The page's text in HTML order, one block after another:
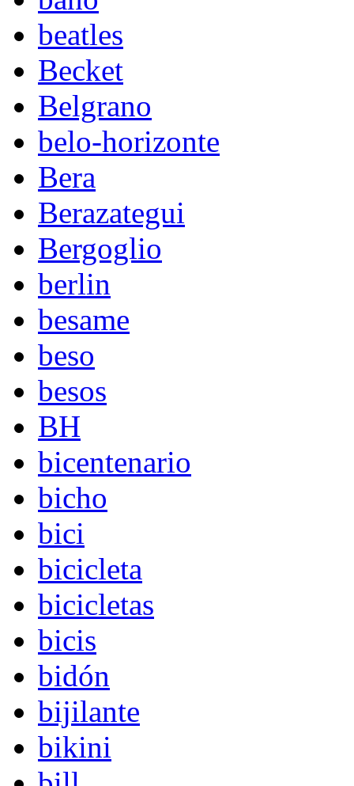
beatles
Becket
Belgrano
belo-horizonte
Bera
Berazategui
Bergoglio
berlin
besame
beso
besos
BH
bicentenario
bicho
bici
bicicleta
bicicletas
bicis
bidón
bijilante
bikini